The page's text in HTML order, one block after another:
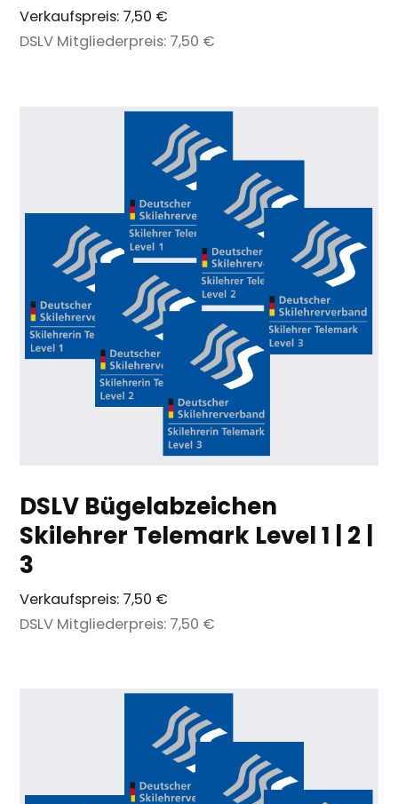
Verkaufspreis: 7,50 €
DSLV Mitgliederpreis: 7,50 €
DSLV Bügelabzeichen
Skilehrer Telemark Level 1 | 2 |
3
Verkaufspreis: 7,50 €
DSLV Mitgliederpreis: 7,50 €